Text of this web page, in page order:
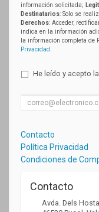
información solicitada;
Destinatarios: Solo se
Derechos: Acceder,
indica en la información
la información completa de
Privacidad
He leído y acepto la
Contacto
Política Privacidad
Condiciones de
Contacto
Avda. Dels